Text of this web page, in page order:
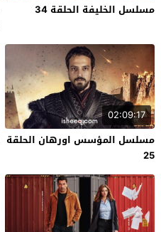
مسلسل الخليفة الحلقة 34
02:09:17
مسلسل المؤسس اورهان الحلقة
25